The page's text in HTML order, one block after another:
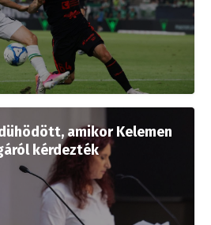
amikor Kelemen
kérdezték